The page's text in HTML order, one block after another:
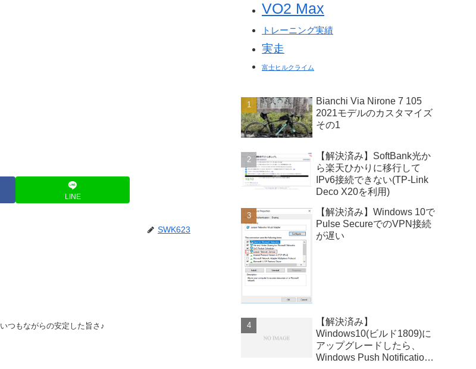
LINE
SWK623
つもながらの安定した旨さ♪
VO2 Max
トレーニング実績
実走
富士ヒルクライム
Bianchi Via Nirone 7 105
2021モデルのカスタマイズ
その1
【解決済み】SoftBank光か
ら楽天ひかりに移行して
IPv6接続できない(TP-Link
Deco X20を利用)
【解決済み】Windows 10で
Pulse SecureでのVPN接続
が遅い
【解決済み】
Windows10(ビルド1809)に
アップグレードしたら、
Windows Push Notifications